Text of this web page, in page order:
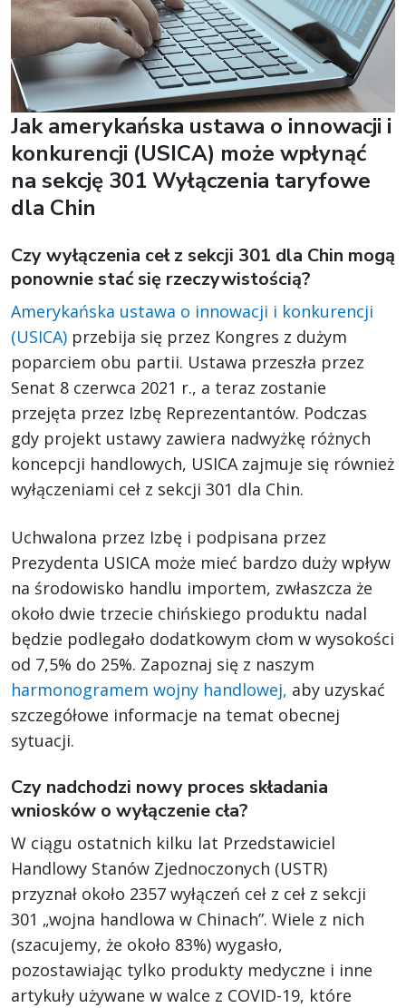
Jak amerykańska ustawa o innowacji i
konkurencji (USICA) może wpłynąć
na sekcję 301 Wyłączenia taryfowe
dla Chin
Czy wyłączenia ceł z sekcji 301 dla Chin mogą
ponownie stać się rzeczywistością?
Amerykańska ustawa o innowacji i konkurencji
(USICA) przebija się przez Kongres z dużym
poparciem obu partii. Ustawa przeszła przez
Senat 8 czerwca 2021 r., a teraz zostanie
przejęta przez Izbę Reprezentantów. Podczas
gdy projekt ustawy zawiera nadwyżkę różnych
koncepcji handlowych, USICA zajmuje się również
wyłączeniami ceł z sekcji 301 dla Chin.
Uchwalona przez Izbę i podpisana przez
Prezydenta USICA może mieć bardzo duży wpływ
na środowisko handlu importem, zwłaszcza że
około dwie trzecie chińskiego produktu nadal
będzie podlegało dodatkowym cłom w wysokości
od 7,5% do 25%. Zapoznaj się z naszym
harmonogramem wojny handlowej, aby uzyskać
szczegółowe informacje na temat obecnej
sytuacji.
Czy nadchodzi nowy proces składania
wniosków o wyłączenie cła?
W ciągu ostatnich kilku lat Przedstawiciel
Handlowy Stanów Zjednoczonych (USTR)
przyznał około 2357 wyłączeń ceł z ceł z sekcji
301 „wojna handlowa w Chinach”. Wiele z nich
(szacujemy, że około 83%) wygasło,
pozostawiając tylko produkty medyczne i inne
artykuły używane w walce z COVID-19, które